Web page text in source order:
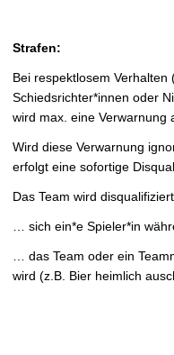
Strafen:
Bei respektlosem
Schiedsrichter*innen oder
wird max. eine Verwarnung
Wird diese Verwarnung
erfolgt eine sofortige
Das Team wird disqualifiziert
… sich ein*e Spieler*in
… das Team oder ein
wird (z.B. Bier heimlich